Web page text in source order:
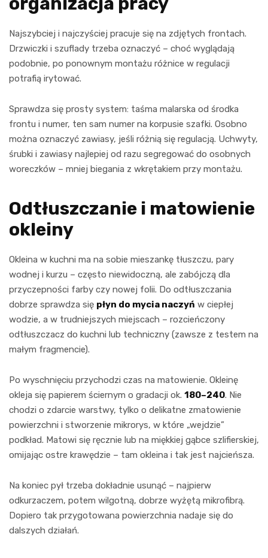
Najszybciej i najczyściej pracuje się na zdjętych frontach.
Drzwiczki i szuflady trzeba oznaczyć – choć wyglądają
podobnie, po ponownym montażu różnice w regulacji
potrafią irytować.
Sprawdza się prosty system: taśma malarska od środka
frontu i numer, ten sam numer na korpusie szafki. Osobno
można oznaczyć zawiasy, jeśli różnią się regulacją. Uchwyty,
śrubki i zawiasy najlepiej od razu segregować do osobnych
woreczków – mniej biegania z wkrętakiem przy montażu.
Odtłuszczanie i matowienie
okleiny
Okleina w kuchni ma na sobie mieszankę tłuszczu, pary
wodnej i kurzu – często niewidoczną, ale zabójczą dla
przyczepności farby czy nowej folii. Do odtłuszczania
dobrze sprawdza się płyn do mycia naczyń w ciepłej
wodzie, a w trudniejszych miejscach – rozcieńczony
odtłuszczacz do kuchni lub techniczny (zawsze z testem na
małym fragmencie).
Po wyschnięciu przychodzi czas na matowienie. Okleinę
okleja się papierem ściernym o gradacji ok. 180–240. Nie
chodzi o zdarcie warstwy, tylko o delikatne zmatowienie
powierzchni i stworzenie mikrorys, w które „wejdzie”
podkład. Matowi się ręcznie lub na miękkiej gąbce szlifierskiej,
omijając ostre krawędzie – tam okleina i tak jest najcieńsza.
Na koniec pył trzeba dokładnie usunąć – najpierw
odkurzaczem, potem wilgotną, dobrze wyżętą mikrofibrą.
Dopiero tak przygotowana powierzchnia nadaje się do
dalszych działań.